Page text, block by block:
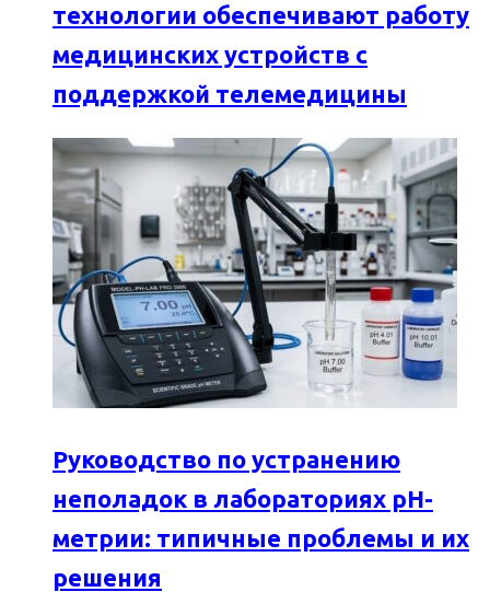
технологии обеспечивают работу
медицинских устройств с
поддержкой телемедицины
Руководство по устранению
неполадок в лабораториях pH-
метрии: типичные проблемы и их
решения